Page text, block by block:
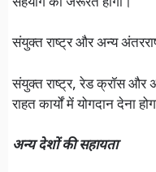
संयुक्त राष्ट्र और अन्य
संयुक्त राष्ट्र, रेड क्रॉस और
राहत कार्यों में योगदान देना
अन्य देशों की सहायता